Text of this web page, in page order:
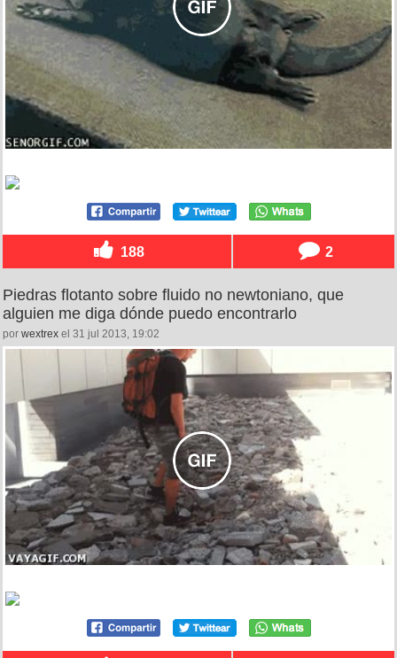
188 2
Piedras flotanto sobre fluido no newtoniano, que
alguien me diga dónde puedo encontrarlo
por wextrex el 31 jul 2013, 19:02